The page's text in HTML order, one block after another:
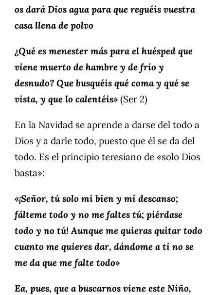
os dará Dios agua para que reguéis vuestra
casa llena de polvo
¿Qué es menester más para el huésped que
viene muerto de hambre y de frío y
desnudo? Que busquéis qué coma y qué se
vista, y que lo calentéis» (Ser 2)
En la Navidad se aprende a darse del todo a
Dios y a darle todo, puesto que él se da del
todo. Es el principio teresiano de «solo Dios
basta»:
«¡Señor, tú solo mi bien y mi descanso;
fálteme todo y no me faltes tú; piérdase
todo y no tú! Aunque me quieras quitar todo
cuanto me quieres dar, dándome a ti no se
me da que me falte todo»
Ea, pues, que a buscarnos viene este Niño,